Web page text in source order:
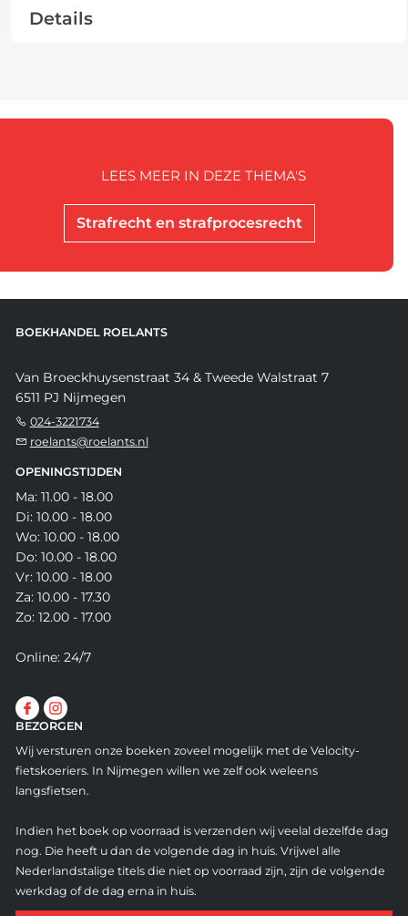
Details
Strafrecht en strafprocesrecht
LEES MEER IN DEZE THEMA'S
BOEKHANDEL ROELANTS
Van Broeckhuysenstraat 34 & Tweede Walstraat 7
6511 PJ Nijmegen
024-3221734
roelants@roelants.nl
OPENINGSTIJDEN
Ma: 11.00 - 18.00
Di: 10.00 - 18.00
Wo: 10.00 - 18.00
Do: 10.00 - 18.00
Vr: 10.00 - 18.00
Za: 10.00 - 17.30
Zo: 12.00 - 17.00
Online: 24/7
BEZORGEN
Wij versturen onze boeken zoveel mogelijk met de Velocity-
fietskoeriers. In Nijmegen willen we zelf ook weleens
langsfietsen.
Indien het boek op voorraad is verzenden wij veelal dezelfde dag
nog. Die heeft u dan de volgende dag in huis. Vrijwel alle
Nederlandstalige titels die niet op voorraad zijn, zijn de volgende
werkdag of de dag erna in huis.